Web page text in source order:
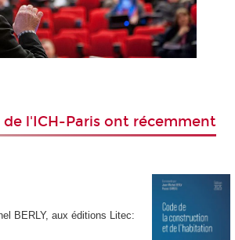
de l'ICH-Paris ont récemment
BERLY, aux éditions Litec: